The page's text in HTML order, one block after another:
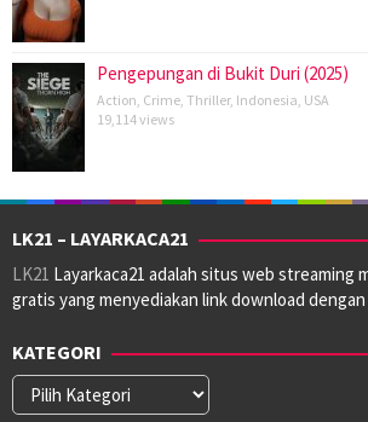
Pengepungan di Bukit Duri (2025)
Action Crime Thriller, Indonesia USA
19,114 views
LK21 – LAYARKACA21
LK21 Layarkaca21 adalah situs web streaming
gratis yang menyediakan link download
KATEGORI
Kategori